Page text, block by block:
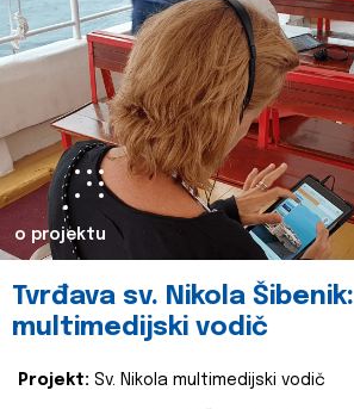
o projektu
Tvrđava sv. Nikola Šibenik:
multimedijski vodič
Projekt: Sv. Nikola multimedijski vodič